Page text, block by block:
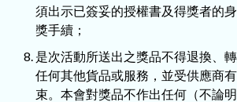
須出示已簽妥的授權書及得獎者的
獎手續；
是次活動所送出之獎品不得退換、轉
任何其他貨品或服務，並受供應商
束。本會對獎品不作出任何（不論